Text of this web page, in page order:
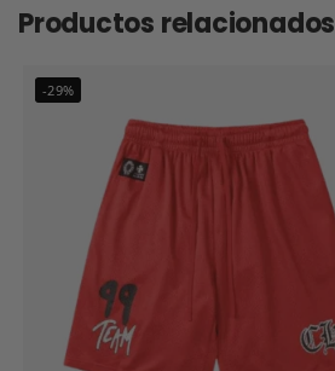
Productos relacionados
-29%